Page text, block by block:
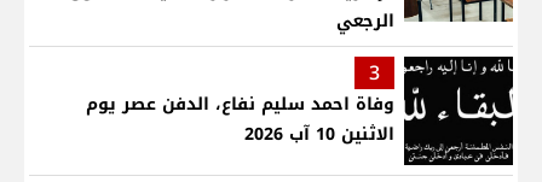
الرجعي
3
وفاة احمد سليم نفاع، الدفن عصر يوم
الاثنين 10 آب 2026